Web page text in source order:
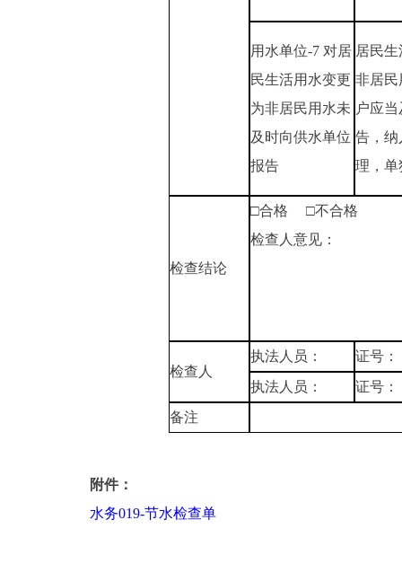
用水单位-7 对居
民生活用水变更
为非居民用水未
及时向供水单位
报告
居民
非居民
户应
告，纳
理，单
检查结论
□合格 □不合格
检查人意见：
检查人
执法人员：
证号：
执法人员：
证号：
备注
附件：
水务019-节水检查单